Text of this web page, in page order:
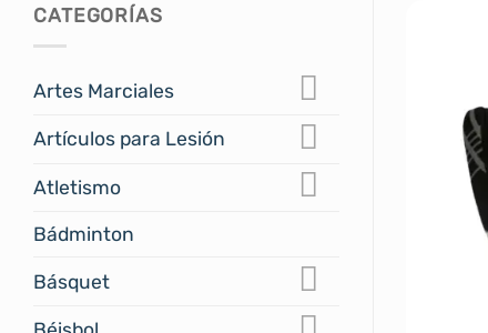
CATEGORÍAS
Artes Marciales
Artículos para Lesión
Atletismo
Bádminton
Básquet